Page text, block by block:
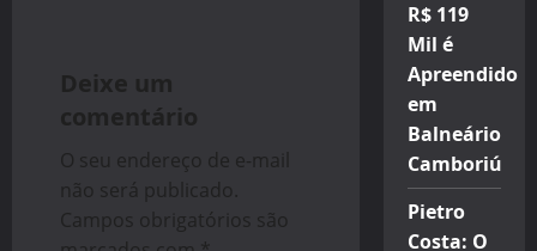
g
a
t
Deixe um
comentário
O seu endereço de e-mail
não será publicado.
Campos obrigatórios são
R$ 119
Mil é
Apreendido
em
Balneário
Camboriú
Pietro
Costa: O